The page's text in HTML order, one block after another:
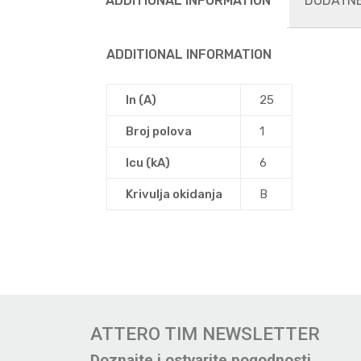
ADDITIONAL INFORMATION
In (A) 25
Broj polova 1
Icu (kA) 6
Krivulja okidanja B
ATTERO TIM NEWSLETTER